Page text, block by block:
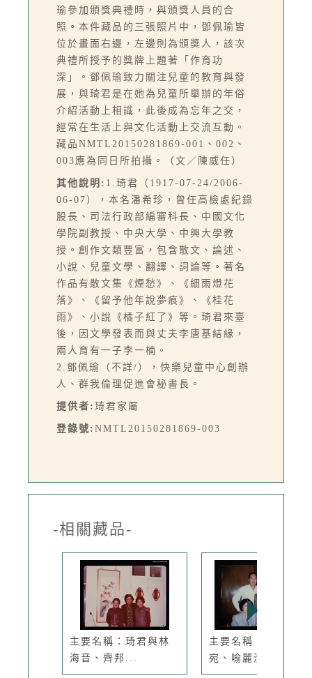
瑜參加頒獎典禮時，與頒獎人員的合
照。本件藏品的三張照片中，鄧佩瑜皆
位於畫面右邊，左邊則為頒獎人，該次
典禮所授予的獎牌上題著「作育功
深」。鄧佩瑜致力關注兒童的教育與發
展，與琦君是在她為兒童所舉辦的年俗
介紹活動上相識，此後成為忘年之交，
經常在生活上與文化活動上交流互動。
藏品NMTL20150281869-001、002、
003應為同日所拍攝。（文／陳威任）
其他說明: 1.琦君（1917-07-24/2006-
06-07），本名潘希珍，曾任高檢處紀錄
股長、司法行政部編審科長、中國文化
學院副教授、中央大學、中興大學教
授。創作文類豐富，包含散文、論述、
小說、兒童文學、翻譯、詞論等。著名
作品有散文集《煙愁》、《細雨燈花
落》、《留予他年說夢痕》、《桂花
雨》、小說《橘子紅了》等。琦君來臺
後，因文學發表而與丈夫李唐基結緣，
兩人育有一子李一楠。
2.鄧佩瑜（不詳/），快樂兒童中心創辦
人、群我倫理促進會秘書長。
提供者: 琦君家屬
登錄號: NMTL20150281869-003
-相關藏品-
主要名稱：琦君與林
海音、齊邦...
主要名稱：琦君與簡
宛、喻麗清...